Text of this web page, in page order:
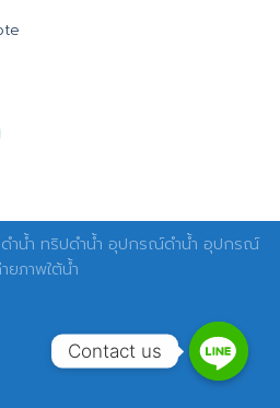
ำน้ำ ทริปดำน้ำ อุปกรณ์ดำน้ำ อุปกรณ์
ยภาพใต้น้ำ
Contact us